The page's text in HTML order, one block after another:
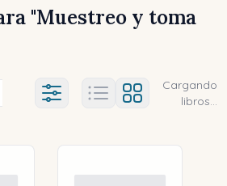
"Muestreo y toma
Título (a-z) Título (z-a)
Ajustes abierto
Cargando
libros...